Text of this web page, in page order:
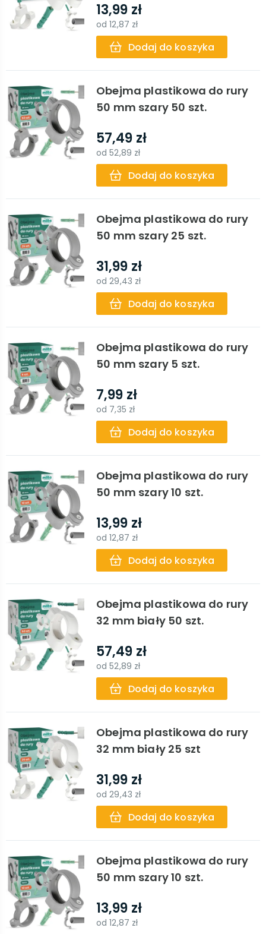
13,99 zł
od12,87 zł
Dodaj do koszyka
Obejma plastikowa do rury
50 mm szary 50 szt.
57,49 zł
od52,89 zł
Dodaj do koszyka
Obejma plastikowa do rury
50 mm szary 25 szt.
31,99 zł
od29,43 zł
Dodaj do koszyka
Obejma plastikowa do rury
50 mm szary 5 szt.
7,99 zł
od 7,35 zł
Dodaj do koszyka
Obejma plastikowa do rury
50 mm szary 10 szt.
13,99 zł
od12,87 zł
Dodaj do koszyka
Obejma plastikowa do rury
32 mm biały 50 szt.
57,49 zł
od52,89 zł
Dodaj do koszyka
Obejma plastikowa do rury
32 mm biały 25 szt
31,99 zł
od29,43 zł
Dodaj do koszyka
Obejma plastikowa do rury
50 mm szary 10 szt.
13,99 zł
od12,87 zł